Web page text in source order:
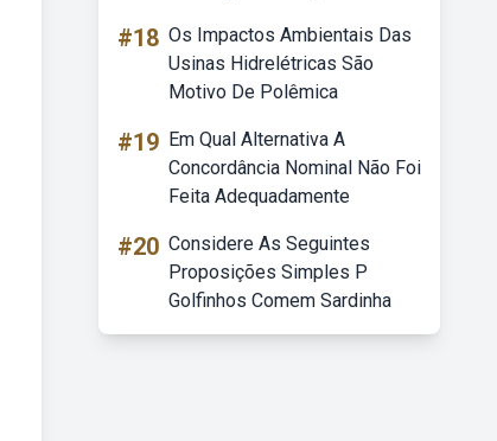
#18 Os Impactos Ambientais Das
Usinas Hidrelétricas São
Motivo De Polêmica
#19 Em Qual Alternativa A
Concordância Nominal Não Foi
Feita Adequadamente
#20 Considere As Seguintes
Proposições Simples P
Golfinhos Comem Sardinha